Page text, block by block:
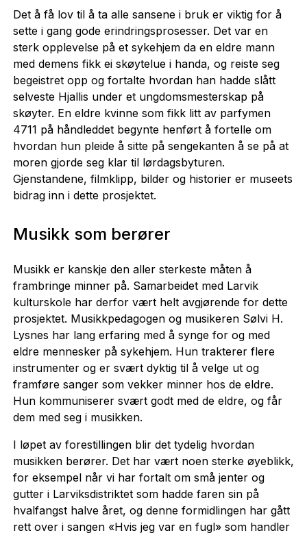
Det å få lov til å ta alle sansene i bruk er viktig for å
sette i gang gode erindringsprosesser. Det var en
sterk opplevelse på et sykehjem da en eldre mann
med demens fikk ei skøytelue i handa, og reiste seg
begeistret opp og fortalte hvordan han hadde slått
selveste Hjallis under et ungdomsmesterskap på
skøyter. En eldre kvinne som fikk litt av parfymen
4711 på håndleddet begynte henført å fortelle om
hvordan hun pleide å sitte på sengekanten å se på at
moren gjorde seg klar til lørdagsbyturen.
Gjenstandene, filmklipp, bilder og historier er museets
bidrag inn i dette prosjektet.
Musikk som berører
Musikk er kanskje den aller sterkeste måten å
frambringe minner på. Samarbeidet med Larvik
kulturskole har derfor vært helt avgjørende for dette
prosjektet. Musikkpedagogen og musikeren Sølvi H.
Lysnes har lang erfaring med å synge for og med
eldre mennesker på sykehjem. Hun trakterer flere
instrumenter og er svært dyktig til å velge ut og
framføre sanger som vekker minner hos de eldre.
Hun kommuniserer svært godt med de eldre, og får
dem med seg i musikken.
I løpet av forestillingen blir det tydelig hvordan
musikken berører. Det har vært noen sterke øyeblikk,
for eksempel når vi har fortalt om små jenter og
gutter i Larviksdistriktet som hadde faren sin på
hvalfangst halve året, og denne formidlingen har gått
rett over i sangen «Hvis jeg var en fugl» som handler